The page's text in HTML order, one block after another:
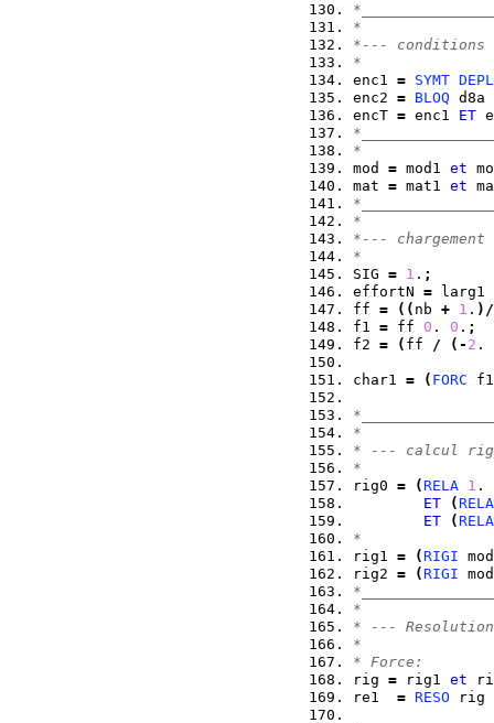
*
*--- conditions
*
enc1 = SYMT DEPL
enc2 = BLOQ d8a
encT = enc1 ET
*
mod = mod1 et
mat = mat1 et
*
*---
*
SIG = 1 . ;
effortN = larg1
ff = ( ( nb + 1 . ) /
f1 = ff 0 . 0 . ;
f2 = ( ff / ( - 2 .
char1 = ( FORC
*
* --- calcul
*
rig0 = (RELA 1 .
ET
(RELA
ET
(RELA
*
rig1 = (RIGI
rig2 = (RIGI
*
* ---
*
* Force:
rig = rig1 et
re1 = RESO rig